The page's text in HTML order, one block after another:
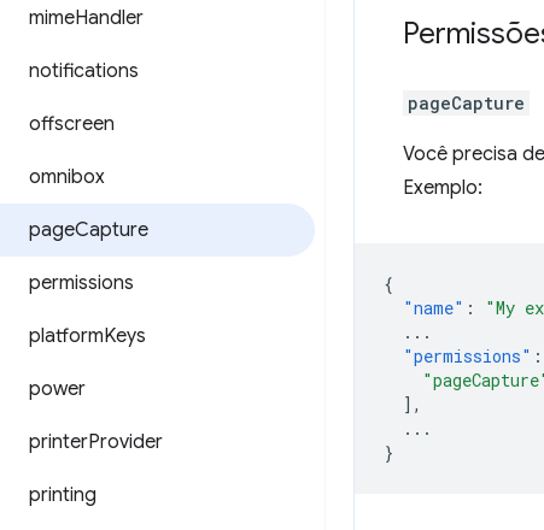
mimeHandler
notifications
offscreen
omnibox
pageCapture
permissions
platformKeys
power
printerProvider
printing
pageCapture
Você precisa
Exemplo:
{
"name" : "My
...
"permissions" :
],
...
}